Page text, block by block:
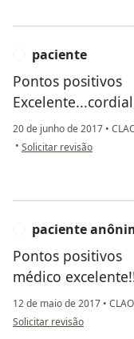
paciente
Pontos positivos
20 de junho de 2017 •
• na opinião do utilizador
Solicitar revisão
paciente
Pontos positivos
médico
12 de maio de 2017 •
na opinião do utilizador
Solicitar revisão